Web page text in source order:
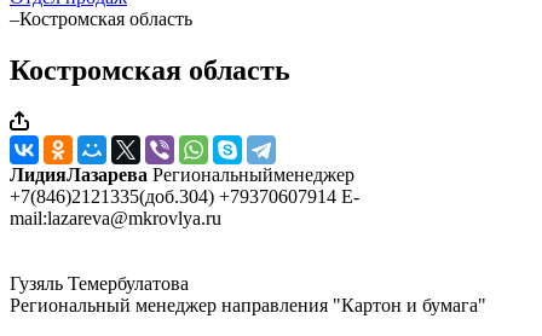
–Костромская область
Костромская область
ЛидияЛазарева Региональныйменеджер
+7(846)2121335(доб.304) +79370607914 E-
mail:lazareva@mkrovlya.ru
Гузяль Темербулатова
Региональный менеджер направления "Картон и бумага"